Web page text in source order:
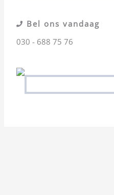
Bel ons vandaag
030 - 688 75 76